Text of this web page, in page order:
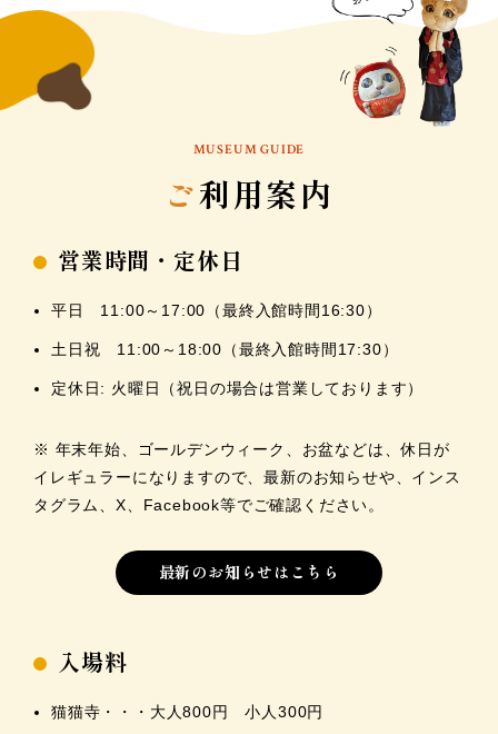
MUSEUM GUIDE
ご 利用案内
営業時間・定休日
平日 11:00～17:00（最終入館時間16:30）
土日祝 11:00～18:00（最終入館時間17:30）
定休日: 火曜日（祝日の場合は営業しております）
※ 年末年始、ゴールデンウィーク、お盆などは、休日が
イレギュラーになりますので、最新のお知らせや、インス
タグラム、X、Facebook等でご確認ください。
最新のお知らせはこちら
入場料
猫猫寺・・・大人800円 小人300円